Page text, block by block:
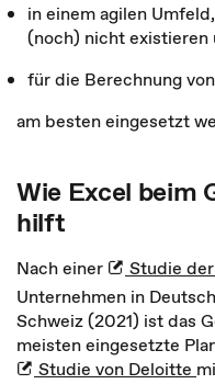
in einem agilen
(noch) nicht existieren
für die Berechnung
am besten eingesetzt
Wie Excel beim
hilft
Nach einer Studie
Unternehmen in
Schweiz (2021) ist das
meisten eingesetzte
Studie von Deloitte